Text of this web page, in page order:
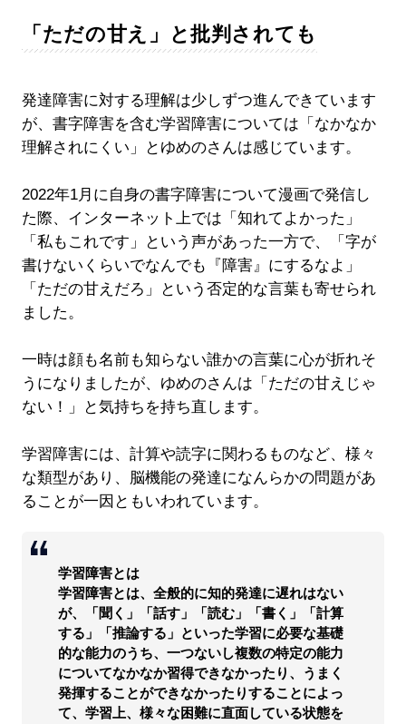
「ただの甘え」と批判されても
発達障害に対する理解は少しずつ進んできています
が、書字障害を含む学習障害については「なかなか
理解されにくい」とゆめのさんは感じています。
2022年1月に自身の書字障害について漫画で発信し
た際、インターネット上では「知れてよかった」
「私もこれです」という声があった一方で、「字が
書けないくらいでなんでも『障害』にするなよ」
「ただの甘えだろ」という否定的な言葉も寄せられ
ました。
一時は顔も名前も知らない誰かの言葉に心が折れそ
うになりましたが、ゆめのさんは「ただの甘えじゃ
ない！」と気持ちを持ち直します。
学習障害には、計算や読字に関わるものなど、様々
な類型があり、脳機能の発達になんらかの問題があ
ることが一因ともいわれています。
学習障害とは
学習障害とは、全般的に知的発達に遅れはない
が、「聞く」「話す」「読む」「書く」「計算
する」「推論する」といった学習に必要な基礎
的な能力のうち、一つないし複数の特定の能力
についてなかなか習得できなかったり、うまく
発揮することができなかったりすることによっ
て、学習上、様々な困難に直面している状態を